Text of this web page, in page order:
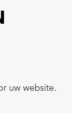
uw website.